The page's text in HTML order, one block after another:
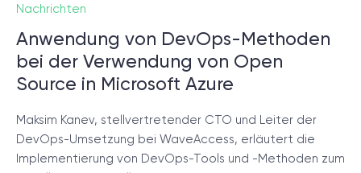
Nachrichten
Anwendung von DevOps-Methoden
bei der Verwendung von Open
Source in Microsoft Azure
Maksim Kanev, stellvertretender CTO und Leiter der
DevOps-Umsetzung bei WaveAccess, erläutert die
Implementierung von DevOps-Tools und -Methoden zum